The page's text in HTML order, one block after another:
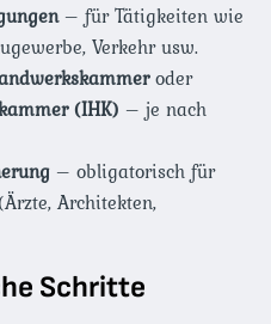
– für Tätigkeiten wie
Verkehr usw.
oder
(IHK) – je nach
– obligatorisch für
Architekten,
Schritte